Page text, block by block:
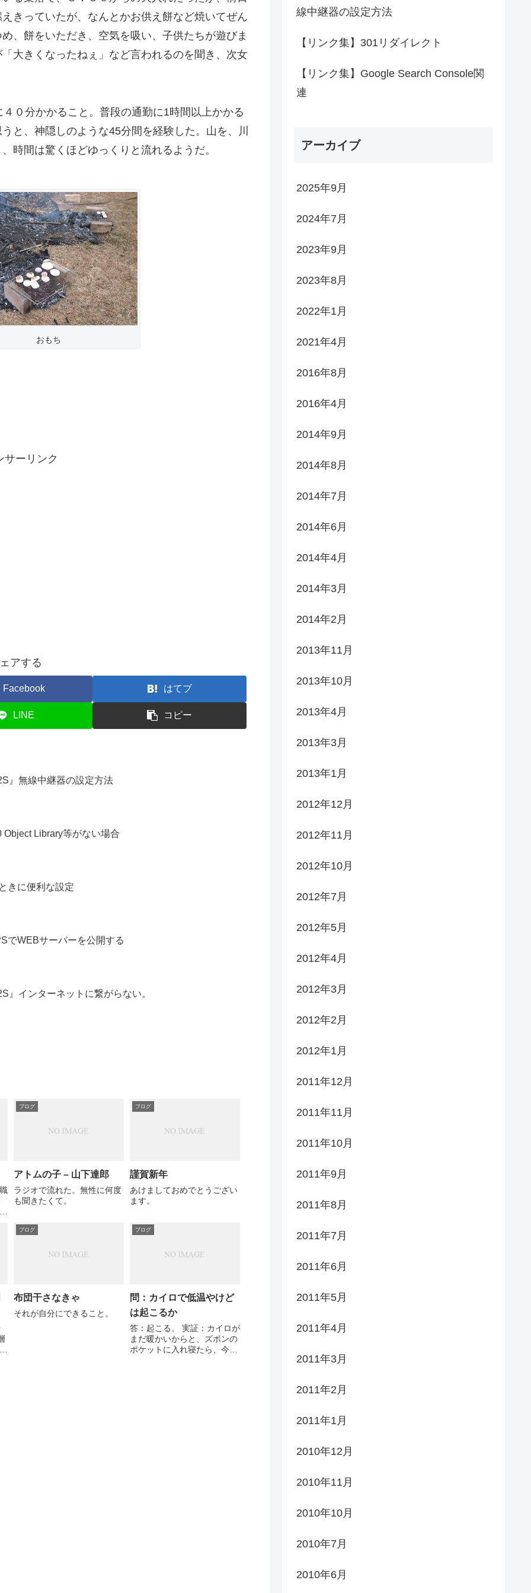
きっていたが、なんとかお供え餅など焼いてぜん
、餅をいただき、空気を吸い、子供たちが遊びま
大きくなったねぇ」など言われるのを聞き、次女
０分かかること。普段の通勤に1時間以上かかる
と、神隠しのような45分間を経験した。山を、川
時間は驚くほどゆっくりと流れるようだ。
おもち
サーリンク
アする
Facebook はてブ
LINE コピー
』無線中継器の設定方法
Library等がない場合
きに便利な設定
でWEBサーバーを公開する
』インターネットに繋がらない。
ブログ
アトムの子 – 山下達郎
ラジオで流れた。無性に何度
も聞きたくて。
ブログ
謹賀新年
あけましておめでとうござい
ます。
ブログ
布団干さなきゃ
それが自分にできること。
ブログ
問：カイロで低温やけど
は起こるか
答：起こる。 実証：カイロが
まだ暖かいからと、ズボンの
ポケットに入れ寝たら、今朝
線中継器の設定方法
【リンク集】301リダイレクト
【リンク集】Google Search Console関
連
アーカイブ
2025年9月
2024年7月
2023年9月
2023年8月
2022年1月
2021年4月
2016年8月
2016年4月
2014年9月
2014年8月
2014年7月
2014年6月
2014年4月
2014年3月
2014年2月
2013年11月
2013年10月
2013年4月
2013年3月
2013年1月
2012年12月
2012年11月
2012年10月
2012年7月
2012年5月
2012年4月
2012年3月
2012年2月
2012年1月
2011年12月
2011年11月
2011年10月
2011年9月
2011年8月
2011年7月
2011年6月
2011年5月
2011年4月
2011年3月
2011年2月
2011年1月
2010年12月
2010年11月
2010年10月
2010年7月
2010年6月